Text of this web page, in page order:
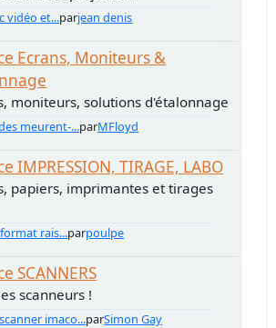
vidéo et...parjean denis
Ecrans, Moniteurs &
moniteurs, solutions d'étalonnage
meurent-...parMFloyd
IMPRESSION, TIRAGE, LABO
papiers, imprimantes et tirages
rais...parpoulpe
SCANNERS
scanneurs !
imaco...parSimon Gay